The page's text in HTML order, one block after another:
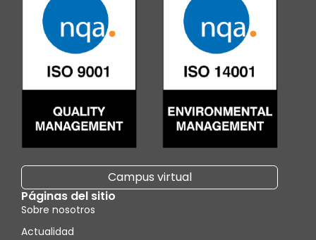
Campus virtual
Páginas del sitio
Sobre nosotros
Actualidad